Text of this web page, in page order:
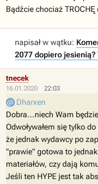
Bądźcie chociaż
napisał w wątku:
2077 dopiero
16.01.2020 22:03
tnecek
Dharxen
Dobra...niech Wam
Odwoływałem się tylko
że jednak wydawcy po
"prawie" gotowa to
materiałów, czy dają
Jeśli ten HYPE jest tak